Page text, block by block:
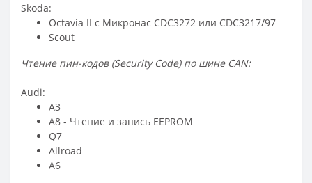
Skoda:
Octavia II с Микронас CDC3272 или CDC3217/97
Scout
Чтение пин-кодов (Security Code) по шине CAN:
Audi:
A3
A8 - Чтение и запись EEPROM
Q7
Allroad
A6